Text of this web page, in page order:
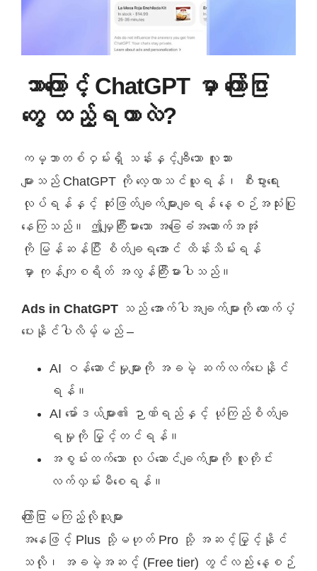
ဘာကြောင့် ChatGPT မှာ ကြော်ငြာ
တွေ ထည့်ရတာလဲ?
ကမ္ဘာတစ်ဝှမ်းရှိ သန်းနှင့်ချီသော လူသား
များသည် ChatGPT ကို လေ့လာသင်ယူရန်၊ စီးပွားရေး
လုပ်ရန်နှင့် ဆုံးဖြတ်ချက်များချရန် နေ့စဉ်အသုံးပြု
နေကြသည်။ ဤမျှကြီးမားသော အခြေခံအဆောက်အအုံ
ကို မြန်ဆန်ပြီး စိတ်ချရအောင် ထိန်းသိမ်းရန်
မှာ ကုန်ကျစရိတ် အလွန်ကြီးမားပါသည်။
Ads in ChatGPTသည် အောက်ပါအချက်များကို ထောက်ပံ့
ပေးနိုင်ပါလိမ့်မည် –
AI ဝန်ဆောင်မှုများကို အခမဲ့ ဆက်လက်ပေးနိုင်
ရန်။
AI မော်ဒယ်များ၏ ဉာဏ်ရည်နှင့် ယုံကြည်စိတ်ချ
ရမှုကို မြှင့်တင်ရန်။
အစွမ်းထက်သော လုပ်ဆောင်ချက်များကို လူတိုင်း
လက်လှမ်းမီစေရန်။
ကြော်ငြာမကြည့်လိုသူများ
အနေဖြင့် Plus သို့မဟုတ် Pro သို့ အဆင့်မြှင့်နိုင်
သလို၊ အခမဲ့အဆင့် (Free tier) တွင်လည်း နေ့စဉ်